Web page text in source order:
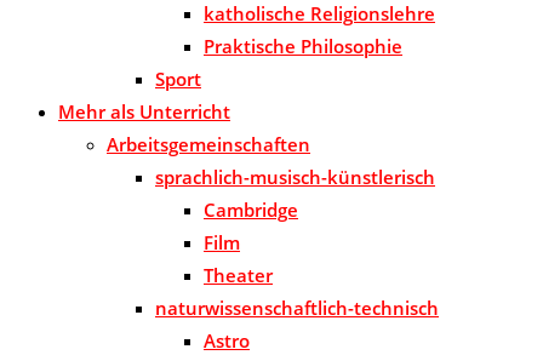
katholische Religionslehre
Praktische Philosophie
Sport
Mehr als Unterricht
Arbeitsgemeinschaften
sprachlich-musisch-künstlerisch
Cambridge
Film
Theater
naturwissenschaftlich-technisch
Astro